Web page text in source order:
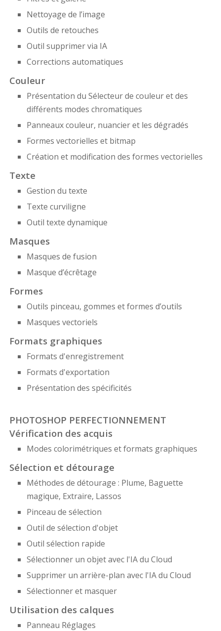
Nettoyage de l’image
Outils de retouches
Outil supprimer via IA
Corrections automatiques
Couleur
Présentation du Sélecteur de couleur et des
différents modes chromatiques
Panneaux couleur, nuancier et les dégradés
Formes vectorielles et bitmap
Création et modification des formes vectorielles
Texte
Gestion du texte
Texte curviligne
Outil texte dynamique
Masques
Masques de fusion
Masque d’écrêtage
Formes
Outils pinceau, gommes et formes d’outils
Masques vectoriels
Formats graphiques
Formats d'enregistrement
Formats d'exportation
Présentation des spécificités
PHOTOSHOP PERFECTIONNEMENT
Vérification des acquis
Modes colorimétriques et formats graphiques
Sélection et détourage
Méthodes de détourage : Plume, Baguette
magique, Extraire, Lassos
Pinceau de sélection
Outil de sélection d'objet
Outil sélection rapide
Sélectionner un objet avec l'IA du Cloud
Supprimer un arrière-plan avec l'IA du Cloud
Sélectionner et masquer
Utilisation des calques
Panneau Réglages